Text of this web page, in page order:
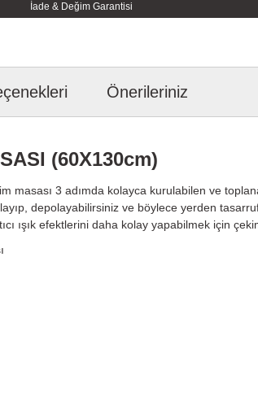
İade & Değim Garantisi
Önerileriniz
(60X130cm)
masası 3 adımda kolayca kurulabilen ve
depolayabilirsiniz ve böylece yerden
ışık efektlerini daha kolay yapabilmek için
yetersiz gördüğünüz noktaları öneri formunu